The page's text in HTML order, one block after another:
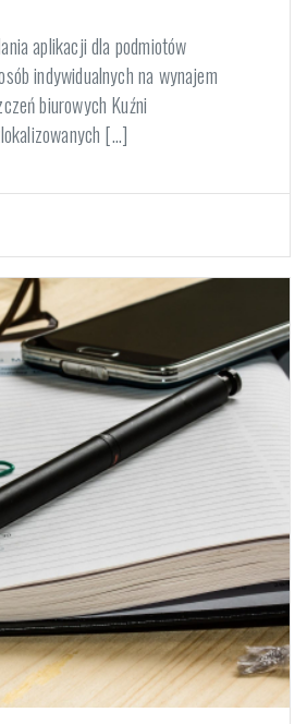
aplikacji dla podmiotów
indywidualnych na wynajem
biurowych Kuźni
[...]